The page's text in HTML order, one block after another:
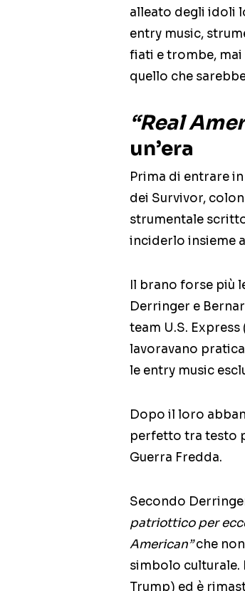
alleato degli idoli
entry music,
fiati e trombe,
quello che
“Real
un’era
Prima di entrare
dei Survivor,
strumentale
inciderlo insieme
Il brano forse più
Derringer e
team U.S.
lavoravano
le entry music
Dopo il loro
perfetto tra testo
Guerra Fredda.
Secondo
patriottico per
American”che
simbolo culturale.
Trump) ed è